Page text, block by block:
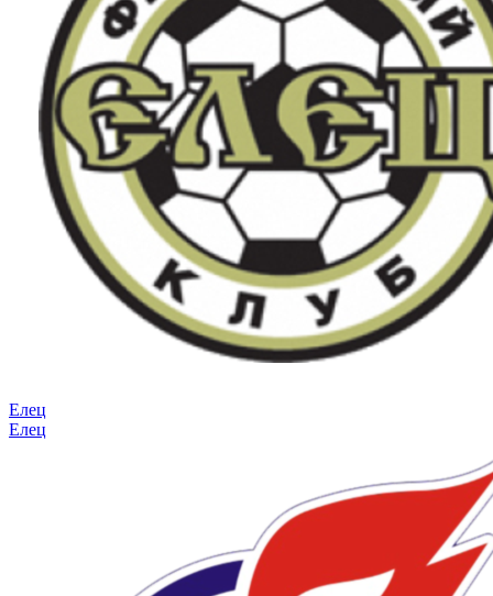
Елец
Елец